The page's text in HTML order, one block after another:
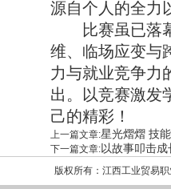
源自个人的全力
比赛虽已落幕
维、临场应变与
力与就业竞争力
出。以竞赛激发
己的精彩！
上一篇文章:星光熠熠 技
下一篇文章:以故事叩击
版权所有：江西工业贸易